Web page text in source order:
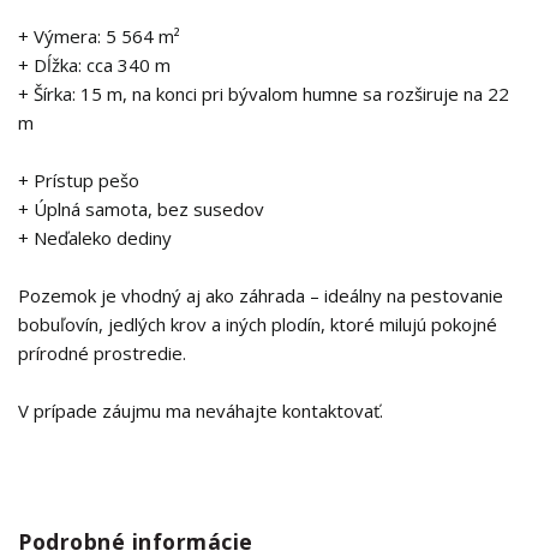
+ Výmera: 5 564 m²
+ Dĺžka: cca 340 m
+ Šírka: 15 m, na konci pri bývalom humne sa rozširuje na 22
m
+ Prístup pešo
+ Úplná samota, bez susedov
+ Neďaleko dediny
Pozemok je vhodný aj ako záhrada – ideálny na pestovanie
bobuľovín, jedlých krov a iných plodín, ktoré milujú pokojné
prírodné prostredie.
V prípade záujmu ma neváhajte kontaktovať.
Podrobné informácie